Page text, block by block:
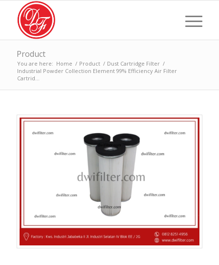
Product
You are here: Home / Product / Dust Cartridge Filter /
Industrial Powder Collection Element 99% Efficiency Air Filter
Cartrid...